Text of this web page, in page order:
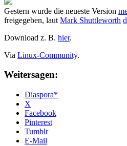
Gestern wurde die neueste Version
freigegeben, laut Mark Shuttleworth
Download z. B. hier.
Via Linux-Community.
Weitersagen:
Diaspora*
X
Facebook
Pinterest
Tumblr
E-Mail